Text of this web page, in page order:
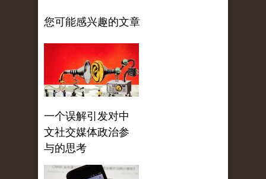
您可能感兴趣的文章
一个误解引发对中
文社交媒体政治参
与的思考